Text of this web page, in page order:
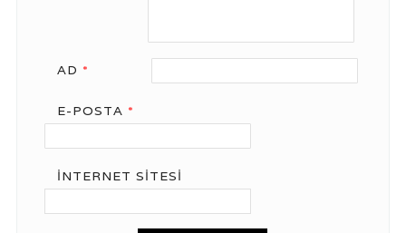
AD *
E-POSTA *
İNTERNET SITESI